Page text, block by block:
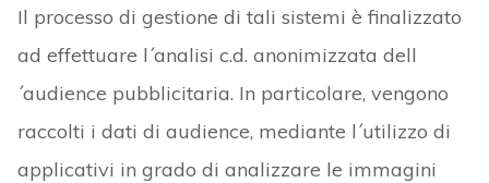
Il processo di gestione di tali sistemi è finalizzato
ad effettuare l´analisi c.d. anonimizzata dell
´audience pubblicitaria. In particolare, vengono
raccolti i dati di audience, mediante l´utilizzo di
applicativi in grado di analizzare le immagini